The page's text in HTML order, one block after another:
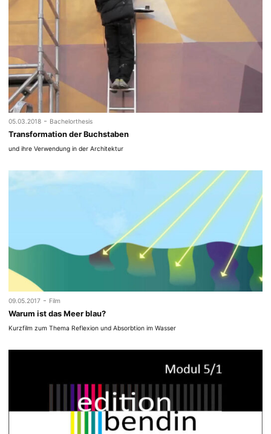
05.03.2018 - Bachelorthesis
Transformation der Buchstaben
und ihre Verwendung in der Architektur
09.05.2017 - Film
Warum ist das Meer blau?
Kurzfilm zum Thema Reflexion und Absorbtion im Wasser